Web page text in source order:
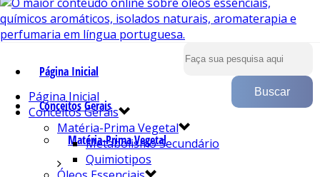
Página Inicial
Conceitos Gerais
Matéria-Prima Vegetal
Página Inicial
Conceitos Gerais
Matéria-Prima Vegetal
Metabolismo Secundário
Quimiotipos